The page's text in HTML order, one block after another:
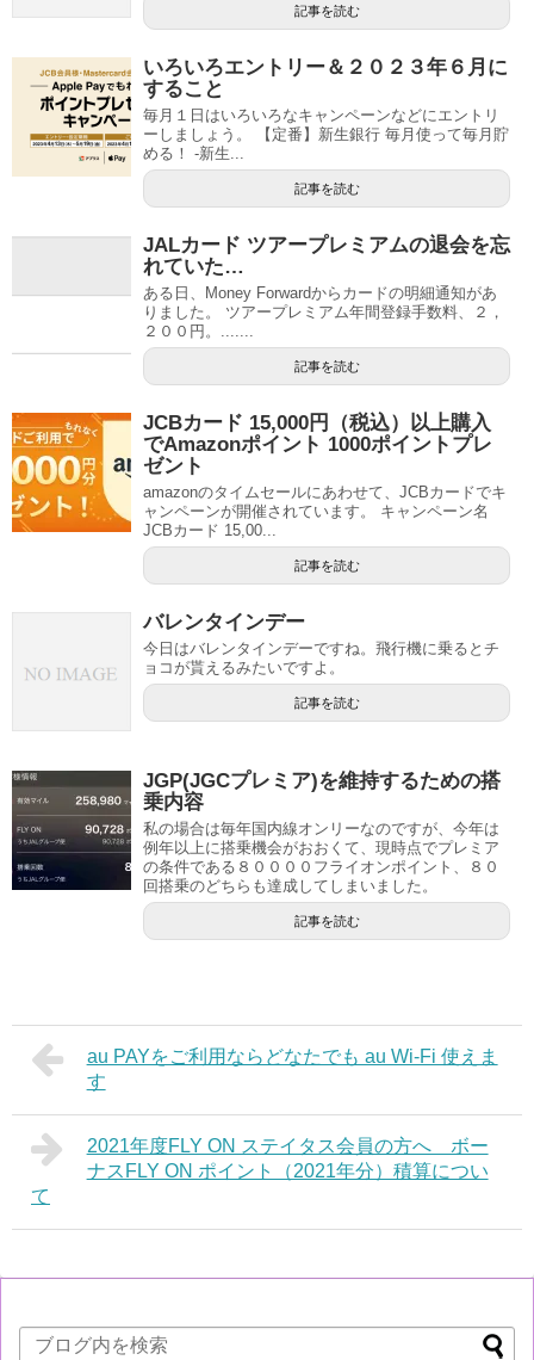
記事を読む
いろいろエントリー＆２０２３年６月に
すること
毎月１日はいろいろなキャンペーンなどにエントリ
ーしましょう。 【定番】新生銀行 毎月使って毎月貯
める！ -新生...
記事を読む
JALカード ツアープレミアムの退会を忘
れていた…
ある日、Money Forwardからカードの明細通知があ
りました。 ツアープレミアム年間登録手数料、２，
２００円。.......
記事を読む
JCBカード 15,000円（税込）以上購入
でAmazonポイント 1000ポイントプレ
ゼント
amazonのタイムセールにあわせて、JCBカードでキ
ャンペーンが開催されています。 キャンペーン名
JCBカード 15,00...
記事を読む
バレンタインデー
今日はバレンタインデーですね。飛行機に乗るとチ
ョコが貰えるみたいですよ。
記事を読む
JGP(JGCプレミア)を維持するための搭
乗内容
私の場合は毎年国内線オンリーなのですが、今年は
例年以上に搭乗機会がおおくて、現時点でプレミア
の条件である８００００フライオンポイント、８０
回搭乗のどちらも達成してしまいました。
記事を読む
au PAYをご利用ならどなたでも au Wi-Fi 使えま
す
2021年度FLY ON ステイタス会員の方へ ボー
ナスFLY ON ポイント（2021年分）積算につい
て